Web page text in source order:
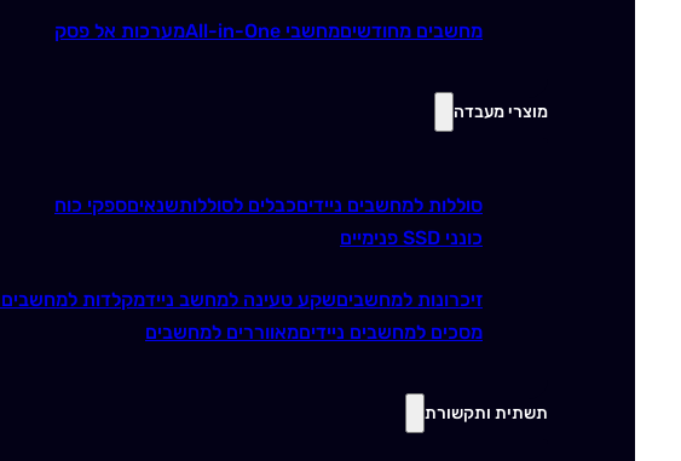
מחשבים מחודשיםמחשבי All-in-One מערכות אל פסק
מוצרי מעבדה
סוללות למחשבים ניידיםכבלים לסוללותשנאיםספקי כוח
כונני SSD פנימיים
זיכרונות למחשביםשקע טעינה למחשב ניידמקלדות למחשבים
מסכים למחשבים ניידיםמאווררים למחשבים
תשתית ותקשורת